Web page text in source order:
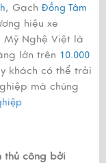
, Gạch Đồng Tâm
hiệu xe
. Mỹ Nghệ Việt là
lớn trên 10.000
khách có thể trải
mà chúng
thủ công bởi